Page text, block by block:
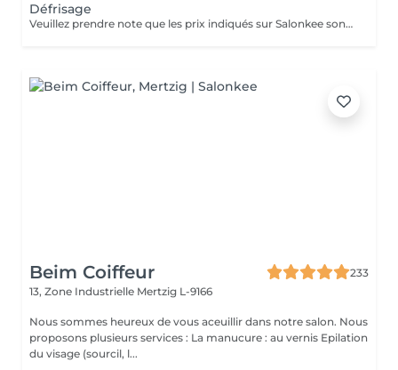
Défrisage
Veuillez prendre note que les prix indiqués sur Salonkee sont communiqués à titre informatif et s'entendent de base. Ces derniers sont susceptibles de varier selon le diagnostic réalisé à votre arrivée au salon et l'expertise du professionnel à qui vous confiez votre beauté. Dans tous les cas, un devis précis vous sera proposé et toutes réalisations de prestations seront effectuées avec votre accord. Un grand merci d'avance pour votre compréhension. Au plaisir de vous recevoir très vite.
Beim Coiffeur
233
13, Zone Industrielle Mertzig L-9166
Nous sommes heureux de vous aceuillir dans notre salon. Nous
proposons plusieurs services : La manucure : au vernis Epilation
du visage (sourcil, l...